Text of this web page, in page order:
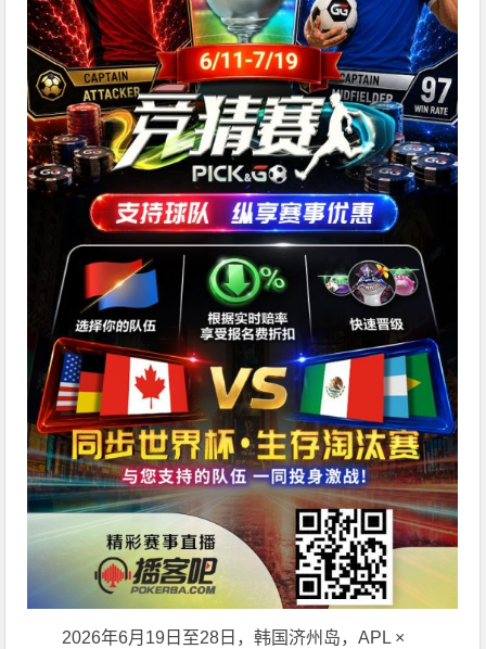
2026年6月19日至28日，韩国济州岛，APL ×